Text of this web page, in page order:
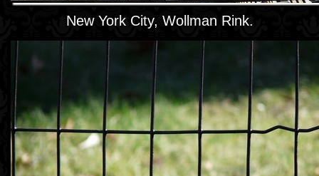
New York City, Wollman Rink.